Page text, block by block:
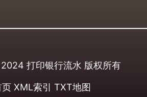
打印银行流水 版权所有
页 XML索引 TXT地图